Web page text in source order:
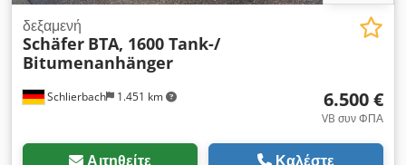
Schlierbach 1.451 km
δεξαμενή
Schäfer BTA, 1600 Tank-/
Bitumenanhänger
6.500 €
VB συν ΦΠΑ
Αιτηθείτε Καλέστε